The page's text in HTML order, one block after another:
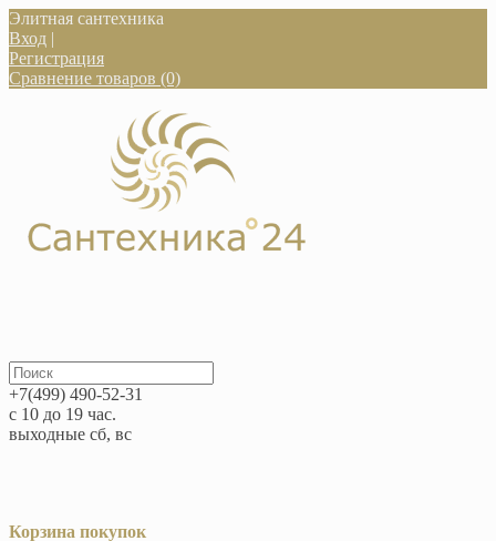
Элитная сантехника
Вход |
Регистрация
Сравнение товаров (0)
+7(499) 490-52-31
с 10 до 19 час.
выходные сб, вс
Корзина покупок